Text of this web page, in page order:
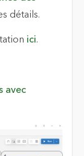
détails.
ici.
avec